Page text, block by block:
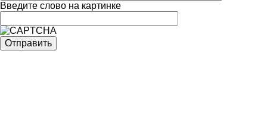
Введите слово на картинке